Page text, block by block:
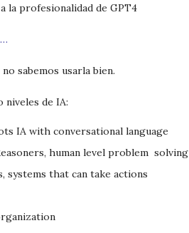
a la profesionalidad de GPT4
sabemos usarla bien.
niveles de IA:
IA with conversational language
human level problem solving
systems that can take actions